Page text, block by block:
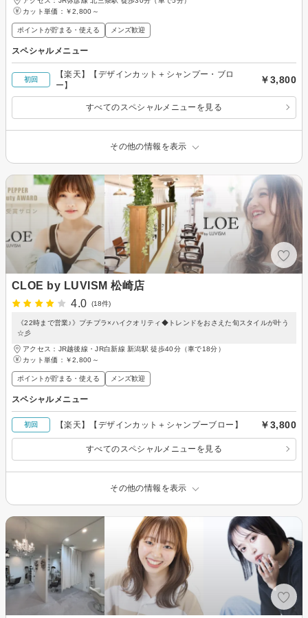
カット単価： ￥2,800～
ポイントが貯まる・使える メンズ歓迎
スペシャルメニュー
初回
【楽天】【デザインカット＋シャンプー・ブロ
ー】
￥3,800
すべてのスペシャルメニューを見る
その他の情報を表示
CLOE by LUVISM 松崎店
4.0
(18件)
《22時まで営業♪》プチプラ×ハイクオリティ◆トレンドをおさえた旬スタイルが叶う
☆彡
アクセス：JR越後線・JR白新線 新潟駅 徒歩40分（車で18分）
カット単価： ￥2,800～
ポイントが貯まる・使える メンズ歓迎
スペシャルメニュー
初回 【楽天】【デザインカット＋シャンプーブロー】 ￥3,800
すべてのスペシャルメニューを見る
その他の情報を表示